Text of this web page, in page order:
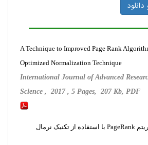
A Technique to Improved Page Rank
Optimized Normalization Technique
International Journal of Advanced
Science , 2017 , 5 Pages, 207 Kb, PDF
تکنیکی برای بهبود الگوریتم PageRank با استفاده از تکنیک نرمال